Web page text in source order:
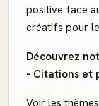
positive face
créatifs pour
Découvrez
- Citations et
Voir les